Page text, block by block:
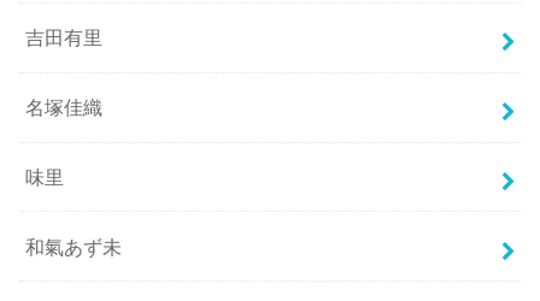
吉田有里
名塚佳織
味里
和氣あず未